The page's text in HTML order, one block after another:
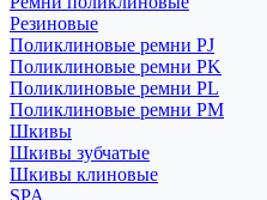
Резиновые
Поликлиновые ремни PJ
Поликлиновые ремни PK
Поликлиновые ремни PL
Поликлиновые ремни PM
Шкивы
Шкивы зубчатые
Шкивы клиновые
SPA